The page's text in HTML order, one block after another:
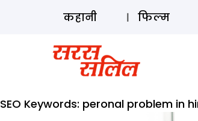
कहानी फिल्म
SEO Keywords: peronal problem in